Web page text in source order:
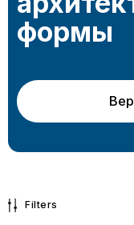
Filters